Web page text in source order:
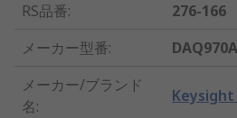
RS品番:
276-166
メーカー型番:
メーカー/ブランド
名: